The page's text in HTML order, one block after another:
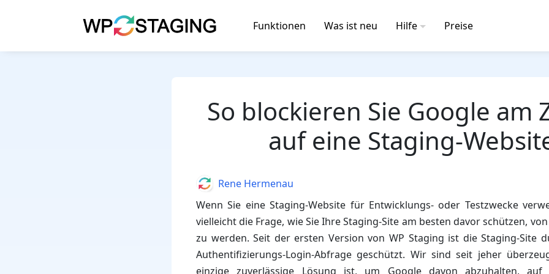
Funktionen Was ist neu Hilfe Preise
So blockieren Sie Google am
auf eine Staging-
Wenn Sie eine Staging-Website für Entwicklungs- oder Testzwecke
vielleicht die Frage, wie Sie Ihre Staging-Site am besten davor schützen,
zu werden. Seit der ersten Version von WP Staging ist die Staging-Site
Authentifizierungs-Login-Abfrage geschützt. Wir sind seit jeher
einzige zuverlässige Lösung ist, um Google davon abzuhalten, auf
AuthorRene Hermenau